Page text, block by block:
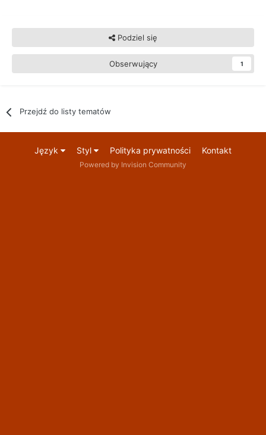
Podziel się
Obserwujący 1
Przejdź do listy tematów
Język Styl Polityka prywatności Kontakt
Powered by Invision Community